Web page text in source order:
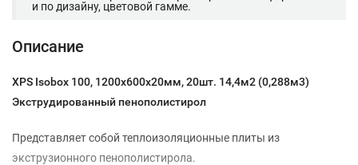
и по дизайну, цветовой гамме.
Описание
XPS Isobox 100, 1200х600х20мм, 20шт. 14,4м2 (0,288м3)
Экструдированный пенополистирол
Представляет собой теплоизоляционные плиты из
экструзионного пенополистирола.